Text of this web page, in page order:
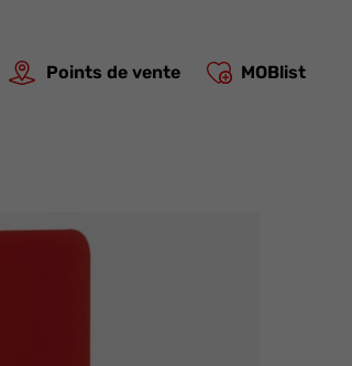
Points de vente MOBlist